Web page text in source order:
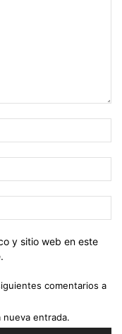
y sitio web en este
comentarios a
entrada.